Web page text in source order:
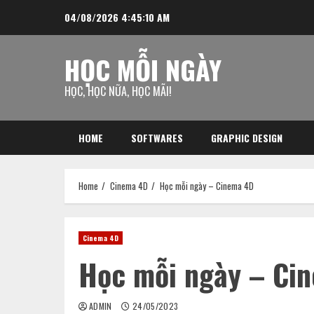
04/08/2026 4:45:11 AM
HỌC MỖI NGÀY
HỌC, HỌC NỮA, HỌC MÃI!
HOME SOFTWARES GRAPHIC DESIGN
Home Cinema 4D Học mỗi ngày – Cinema 4D
Cinema 4D
Học mỗi ngày –
ADMIN 24/05/2023